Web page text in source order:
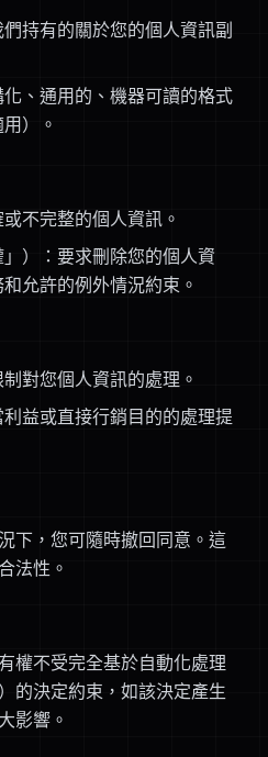
持有的關於您的個人資訊副
、通用的、機器可讀的格式
）。
不完整的個人資訊。
）：要求刪除您的個人資
允許的例外情況約束。
對您個人資訊的處理。
益或直接行銷目的的處理提
下，您可隨時撤回同意。這
法性。
權不受完全基於自動化處理
的決定約束，如該決定產生
影響。